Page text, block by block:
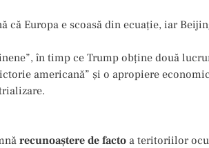
că Europa e scoasă din ecuație, iar
în timp ce Trump obține două
americană” și o apropiere
recunoaștere de facto a teritoriilor